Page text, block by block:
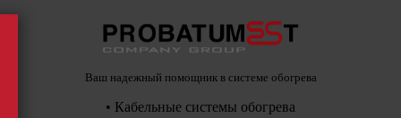
Ваш надежный помощник в системе обогрева
• Кабельные системы обогрева